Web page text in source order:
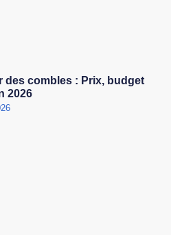
des combles : Prix, budget
2026